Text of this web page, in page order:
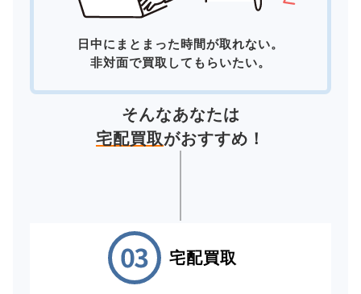
日中にまとまった時間が取れない。
非対面で買取してもらいたい。
そんなあなたは
宅配買取がおすすめ！
宅配買取